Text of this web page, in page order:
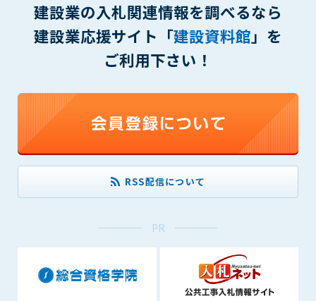
建設業の入札関連情報を調べるなら
建設業応援サイト「建設資料館」を
ご利用下さい！
RSS配信について
PR
(7) 公序良俗に反する行為
(8) 犯罪的行為に結びつく行為
(9) その他、法律に反する行為
(10) 建設資料館から知り得た情報及びダウンロードした情報
に第三者に提供すること
第7条（登録内容の削除）
管理者は、会員が登録した内容が以下に該当する、またはその
恐れのあるものは、会員の承諾なく削除できるものとします。
(1) 登録されている情報が、第6条の定める禁止事項に該当する
と管理者が、判断した場合
(2) 建設資料館の運営および保守管理上、必要と判断した場合
(4) その他、管理者が不適当と判断した場合
第8条（サービスの変更・中止等）
管理者は、会員の承諾なく、本サービス内容の変更(新規追加、
廃止を含み)し、本サービスの運営を中止または廃止することが